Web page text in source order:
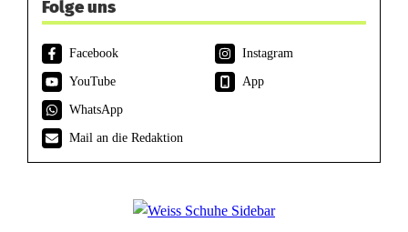
Folge uns
Facebook
Instagram
YouTube
App
WhatsApp
Mail an die Redaktion